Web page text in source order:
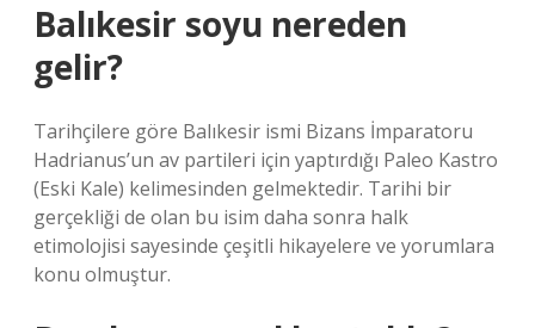
Balıkesir soyu nereden
gelir?
Tarihçilere göre Balıkesir ismi Bizans İmparatoru
Hadrianus’un av partileri için yaptırdığı Paleo Kastro
(Eski Kale) kelimesinden gelmektedir. Tarihi bir
gerçekliği de olan bu isim daha sonra halk
etimolojisi sayesinde çeşitli hikayelere ve yorumlara
konu olmuştur.